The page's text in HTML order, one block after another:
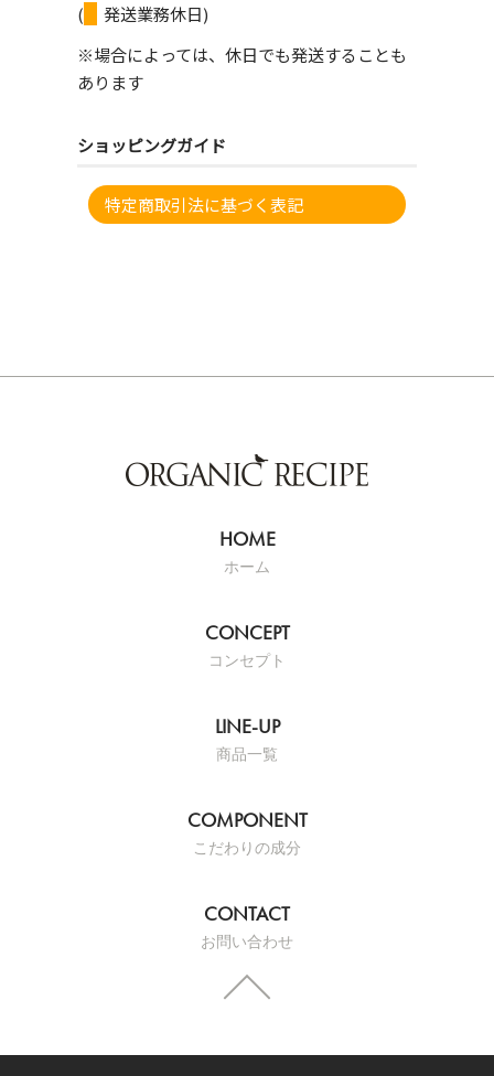
(
発送業務休日)
※場合によっては、休日でも発送することも
あります
ショッピングガイド
特定商取引法に基づく表記
ホーム
コンセプト
商品一覧
こだわりの成分
お問い合わせ